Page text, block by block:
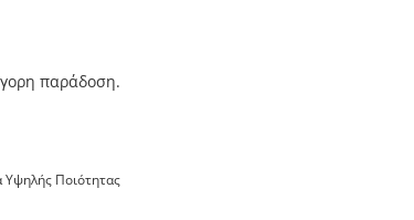
παράδοση.
Ποιότητας